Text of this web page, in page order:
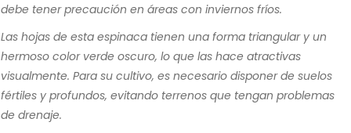
debe tener precaución en áreas con inviernos fríos.
Las hojas de esta espinaca tienen una forma triangular y un
hermoso color verde oscuro, lo que las hace atractivas
visualmente. Para su cultivo, es necesario disponer de suelos
fértiles y profundos, evitando terrenos que tengan problemas
de drenaje.